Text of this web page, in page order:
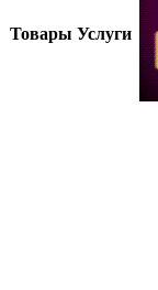
Товары Услуги